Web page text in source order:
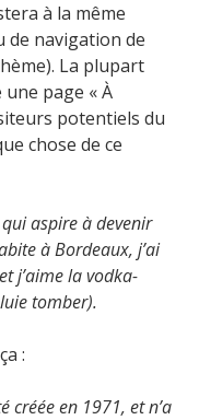
Agence réceptive
CONTACT
Demande de devis
LISBONNE
Plage & restaurant
à la même
de navigation de
La plupart
page « À
potentiels du
chose de ce
aspire à devenir
à Bordeaux, j’ai
j’aime la vodka-
tomber).
:
créée en 1971, et n’a